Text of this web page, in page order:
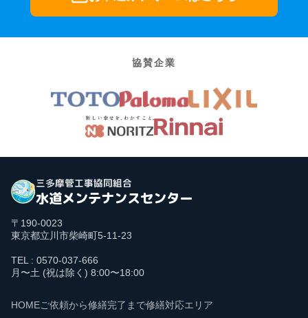
協賛企業
三多摩管工事協同組合
水道メンテナンスセンター
〒190-0023
東京都立川市柴崎町5-11-23
TEL : 0570-037-666
月〜土 (祝は除く) 8:00〜18:00
HOMEご依頼から修繕完了まで修繕対応エリア